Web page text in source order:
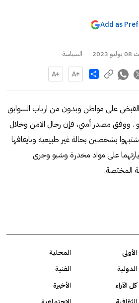
Add as
السياسة
Share
القبض على مواطن وبدون من ارباب السوابق
. ووفق مصدر أمني، فإن رجال الامن وخلال
بشخصين بحالة غير طبيعية وبايقافها
على مواد مخدرة وشبو وجرى
المختصة.
الأولى
المحلية
الدولية
الفنية
كل الآراء
الأخيرة